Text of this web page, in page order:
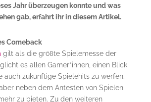
Jahr überzeugen konnte und was
gab, erfahrt ihr in diesem Artikel.
Comeback
gilt als die größte Spielemesse der
es allen Gamer*innen, einen Blick
auch zukünftige Spielehits zu werfen.
neben dem Antesten von Spielen
zu bieten. Zu den weiteren